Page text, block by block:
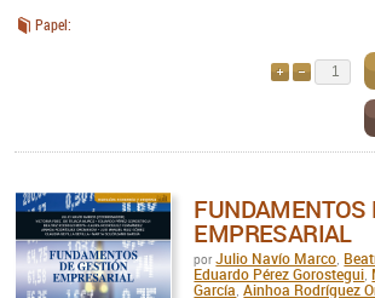
Papel:
FUNDAMENTOS
EMPRESARIAL
porJulio Navío Marco
Eduardo Pérez Gorostegui
García
,Ainhoa Rodríguez